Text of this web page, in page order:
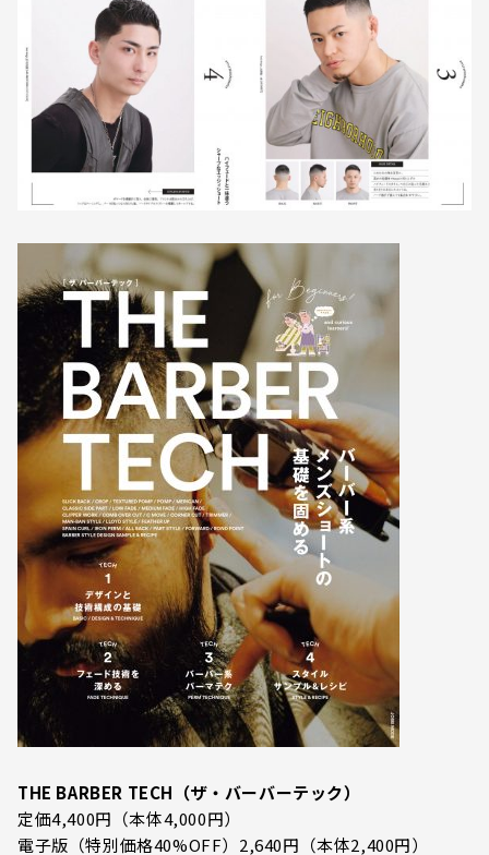
THE BARBER TECH（ザ・バーバーテック）
定価4,400円（本体4,000円）
電子版（特別価格40%OFF）2,640円（本体2,400円）